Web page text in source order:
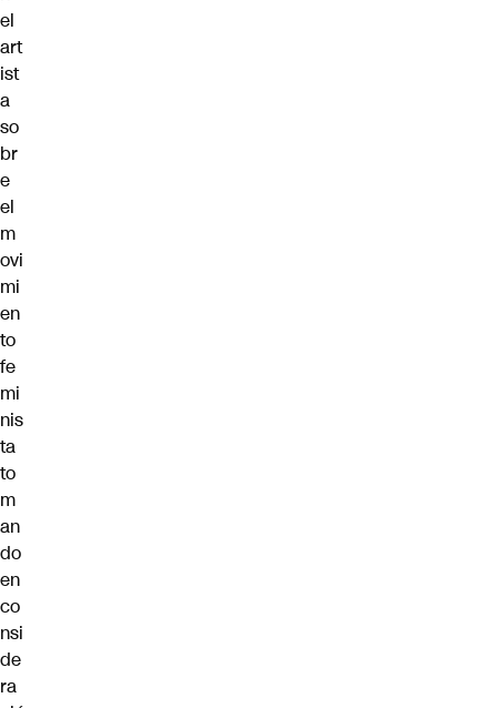
el
art
ist
a
so
br
e
el
m
ovi
mi
en
to
fe
mi
nis
ta
to
m
an
do
en
co
nsi
de
ra